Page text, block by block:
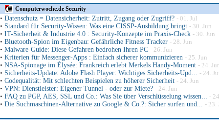
Computerwoche.de Security
• Datenschutz = Datensicherheit: Zutritt, Zugang oder Zugriff? - 01. Jul
• Standard für Security-Wissen: Was eine CISSP-Ausbildung bringt - 30. Jun
• IT-Sicherheit & Industrie 4.0 : Security-Konzepte im Praxis-Check - 30. Jun
• Bluetooth-Spion im Eigenbau: Gefährliche Fitness Tracker - 28. Jun
• Malware-Guide: Diese Gefahren bedrohen Ihren PC - 26. Jun
• Kriterien für Messenger-Apps : Einfach sicherer kommunizieren - 25. Jun
• NSA-Spionage im Élysée: Frankreich erlebt Merkels Handy-Moment - 24.
• Sicherheits-Update: Adobe Flash Player: Wichtiges Sicherheits-Upd... - 24.
• Codequalität: Mit schlechten Beispielen zu höherer Sicherheit - 24. Jun
• VPN: Dienstleister: Eigener Tunnel - oder zur Miete? - 24. Jun
• FAQ zu PGP, AES, SSL und Co.: Was Sie über Verschlüsselung wissen... -
• Die Suchmaschinen-Alternative zu Google & Co.?: Sicher surfen und... - 23.